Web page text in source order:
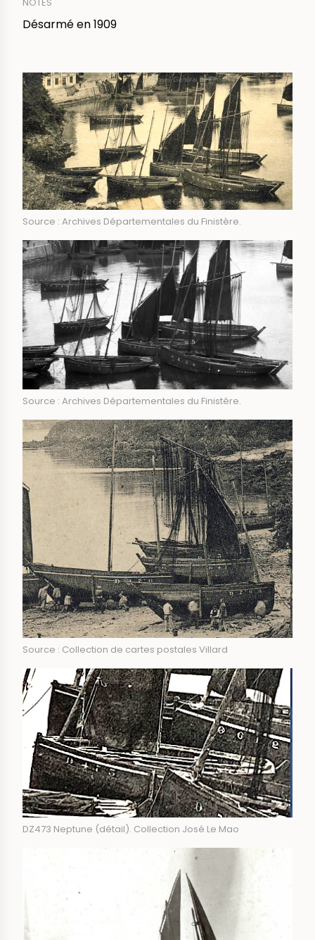
Désarmé en 1909
IMAGE
Source : Archives Départementales du Finistère.
Source : Archives Départementales du Finistère.
Source : Collection de cartes postales Villard
DZ473 Neptune (détail). Collection José Le Mao